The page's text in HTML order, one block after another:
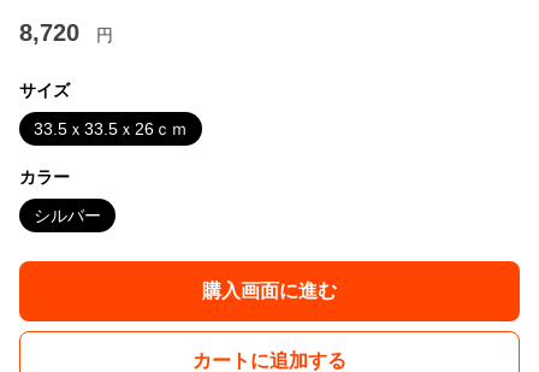
8,720 円
サイズ
33.5ｘ33.5ｘ26ｃｍ
カラー
シルバー
購入画面に進む
カートに追加する